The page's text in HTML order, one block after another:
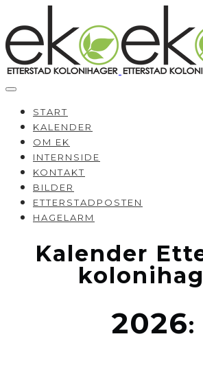
START
KALENDER
OM EK
INTERNSIDE
KONTAKT
BILDER
ETTERSTADPOSTEN
HAGELARM
Kalender
2026: